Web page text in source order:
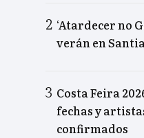
‘Atardecer no
verán en
Costa Feira
fechas y
confirmados